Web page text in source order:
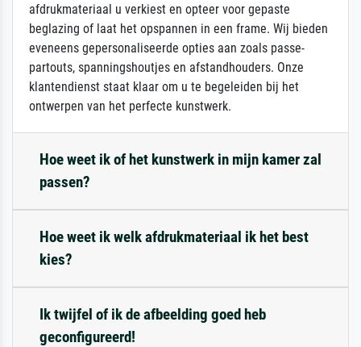
afdrukmateriaal u verkiest en opteer voor gepaste
beglazing of laat het opspannen in een frame. Wij bieden
eveneens gepersonaliseerde opties aan zoals passe-
partouts, spanningshoutjes en afstandhouders. Onze
klantendienst staat klaar om u te begeleiden bij het
ontwerpen van het perfecte kunstwerk.
Hoe weet ik of het kunstwerk in mijn kamer zal
passen?
Hoe weet ik welk afdrukmateriaal ik het best
kies?
Ik twijfel of ik de afbeelding goed heb
geconfigureerd!